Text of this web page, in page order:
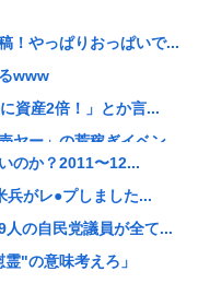
！やっぱりおっぱいで...
www
資産2倍！」とか言...
ー」の荒稼ぎイベン...
民プールいったら周り...
クドア発見www
を持ち込むな
ブが拡散 求刑...
のか？2011〜12...
兵がレ●プしました...
の自民党議員が全て...
"の意味考えろ」